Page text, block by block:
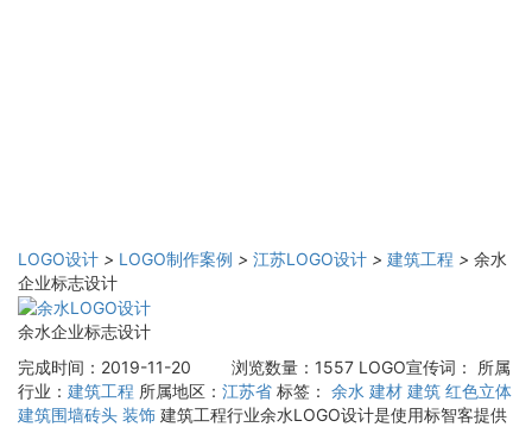
LOGO设计 > LOGO制作案例 > 江苏LOGO设计 > 建筑工程 > 余水
企业标志设计
余水企业标志设计
完成时间：2019-11-20
浏览数量：1557 LOGO宣传词：
所属
行业： 建筑工程 所属地区： 江苏省 标签： 余水 建材 建筑 红色立体
建筑围墙砖头 装饰 建筑工程行业余水LOGO设计是使用标智客提供